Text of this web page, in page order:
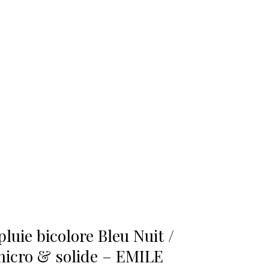
bicolore Bleu Nuit /
& solide – EMILE